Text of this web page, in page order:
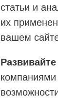
статьи и
их
вашем
компаниями